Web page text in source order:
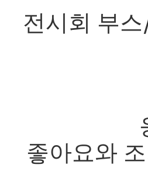
전시회 부스
좋아요와